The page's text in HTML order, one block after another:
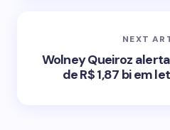
NEXT
Wolney Queiroz
de R$ 1,87 bi em